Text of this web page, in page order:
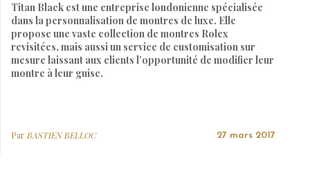
Titan Black est une entreprise londonienne spécialisée
dans la personnalisation de montres de luxe. Elle
propose une vaste collection de montres Rolex
revisitées, mais aussi un service de customisation sur
mesure laissant aux clients l’opportunité de modifier leur
montre à leur guise.
Par BASTIEN BELLOC 27 mars 2017